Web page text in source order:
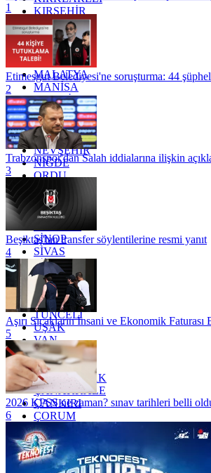
KIRŞEHİR
KOCAELİ
KONYA
KÜTAHYA
KİLİS
MALATYA
MANİSA
MARDİN
MERSİN
MUĞLA
MUŞ
NEVŞEHİR
NİĞDE
ORDU
OSMANİYE
RİZE
SAKARYA
SİNOP
SİVAS
SİİRT
TEKİRDAĞ
TOKAT
TRABZON
TUNCELİ
UŞAK
VAN
YALOVA
YOZGAT
ZONGULDAK
ÇANAKKALE
ÇANKIRI
ÇORUM
İSTANBUL
İZMİR
ŞANLIURFA
ŞIRNAK
1
Etimesgut Belediyesi'ne soruşturma: 44
2
Trabzonspor'dan Salah iddialarına ilişkin
3
Beşiktaş'tan transfer söylentilerine resmi yanıt
4
Aşırı Sıcakların İnsani ve Ekonomik Faturası
5
2026 KPSS ne zaman? sınav tarihleri belli
6